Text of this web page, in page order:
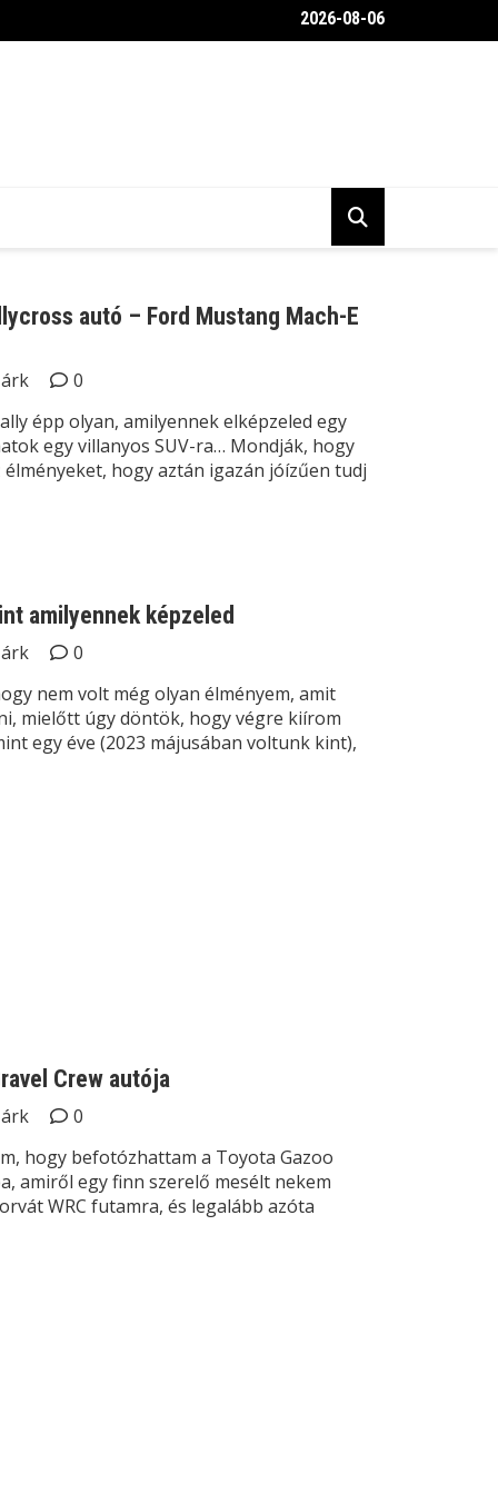
2026-08-06
autó – Ford Mustang Mach-E
0
épp olyan, amilyennek elképzeled egy
egy villanyos SUV-ra… Mondják, hogy
hogy aztán igazán jóízűen tudj
amilyennek képzeled
0
nem volt még olyan élményem, amit
mielőtt úgy döntök, hogy végre kiírom
egy éve (2023 májusában voltunk kint),
Crew autója
0
hogy befotózhattam a Toyota Gazoo
amiről egy finn szerelő mesélt nekem
WRC futamra, és legalább azóta